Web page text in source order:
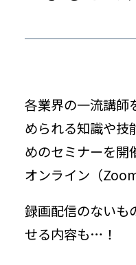
各業界の一流講師
められる知識や技
めのセミナーを開
オンライン（
録画配信のないも
せる内容も…！